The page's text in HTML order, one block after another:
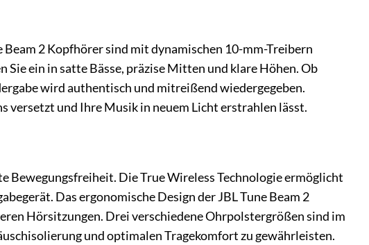
2 Kopfhörer sind mit dynamischen 10-mm-Treibern
Sie ein in satte Bässe, präzise Mitten und klare Höhen. Ob
wird authentisch und mitreißend wiedergegeben.
versetzt und Ihre Musik in neuem Licht erstrahlen lässt.
Bewegungsfreiheit. Die True Wireless Technologie ermöglicht
Das ergonomische Design der JBL Tune Beam 2
Hörsitzungen. Drei verschiedene Ohrpolstergrößen sind im
und optimalen Tragekomfort zu gewährleisten.